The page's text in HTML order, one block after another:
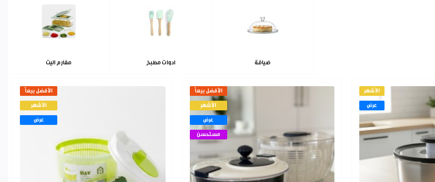
مفارم اليت ادوات مطبخ ضيافة
الأفضل بيعاً
الأشهر
عرض
الأفضل بيعاً
الأشهر
عرض
مستحسن
الأشهر
عرض